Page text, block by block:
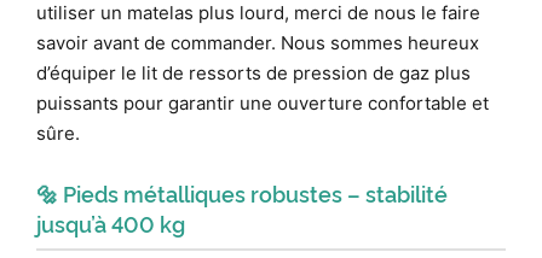
utiliser un matelas plus lourd, merci de nous le faire
savoir avant de commander. Nous sommes heureux
d’équiper le lit de ressorts de pression de gaz plus
puissants pour garantir une ouverture confortable et
sûre.
🔩 Pieds métalliques robustes – stabilité
jusqu’à 400 kg